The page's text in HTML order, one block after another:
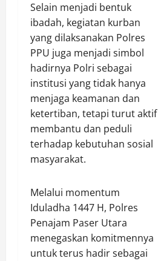
Selain menjadi bentuk
ibadah, kegiatan kurban
yang dilaksanakan Polres
PPU juga menjadi simbol
hadirnya Polri sebagai
institusi yang tidak hanya
menjaga keamanan dan
ketertiban, tetapi turut aktif
membantu dan peduli
terhadap kebutuhan sosial
masyarakat.
Melalui momentum
Iduladha 1447 H, Polres
Penajam Paser Utara
menegaskan komitmennya
untuk terus hadir sebagai